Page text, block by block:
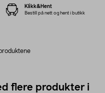
Klikk&Hent
Bestill på nett og hent i butikk
flere produkter i